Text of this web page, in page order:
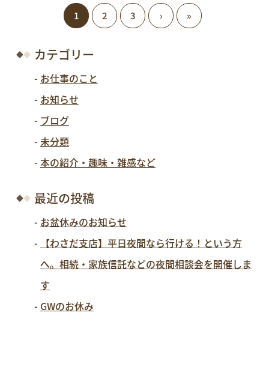
1 2 3 › »
カテゴリー
お仕事のこと
お知らせ
ブログ
未分類
本の紹介・趣味・雑感など
最近の投稿
お盆休みのお知らせ
【わさだ支店】平日夜間なら行ける！という方
へ。相続・家族信託などの夜間相談会を開催しま
す
GWのお休み